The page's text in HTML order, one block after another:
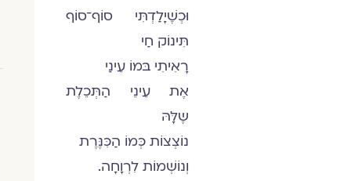
וּכְשֶׁיָלַדְתִּי סוֹף־סוֹף
תִּינוֹק חַי
רָאִיתִי בּמוֹ עֵינַי
אֶת עֵינֵי הַתְּכֵלֶת
שֶלָּהּ
נוֹצְצוֹת כְּמוֹ הַכִּנֶּרֶת
וְנוֹשְׁמוֹת לִרְוָחָה.